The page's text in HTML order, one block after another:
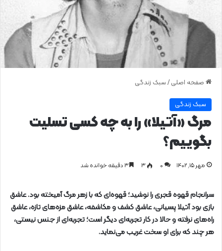
صفحه اصلی / سبک زندگی
سبک زندگی
مرگ «آتیلا» را به چه کسی تسلیت
بگوییم؟
مهر ۱۵, ۱۴۰۲ 0 ۳
سرانجام قهوه قجری را نوشید؛ قهوه‌ای که با زهر مرگ آمیخته بود.عاشق
بازی بود آتیلا پسیانی، عاشق کشف و مکاشفه، عاشق مزه‌های تازه، عاشق
راه‌های نرفته و حالا در کار تجربه‌ای دیگر است؛ تجربه‌ای از جنس نیستی،
هر چند که برای او سخت غریب می‌نماید.